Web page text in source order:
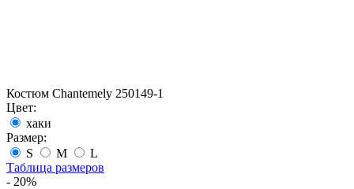
Костюм Chantemely 250149-1
Цвет:
хаки
Размер:
S
M
L
Таблица размеров
- 20%